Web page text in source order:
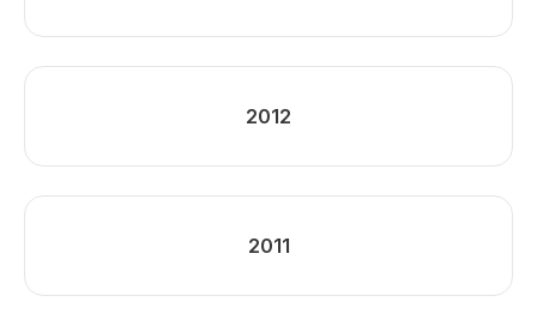
2012
2011